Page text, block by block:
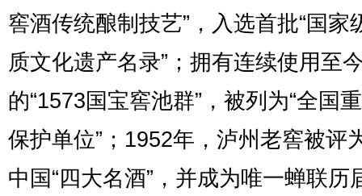
窖酒传统酿制技艺”，入选首批“国家
质文化遗产名录”；拥有连续使用至
的“1573国宝窖池群”，被列为“全国
保护单位”；1952年，泸州老窖被评
中国“四大名酒”，并成为唯一蝉联历